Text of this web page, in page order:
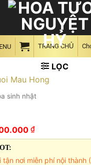
TRANG CHỦ
LỌC
sinh nhật
₫.
₫Giá
hiện
700.000 ₫.
tận nơi miễn phí nội thành